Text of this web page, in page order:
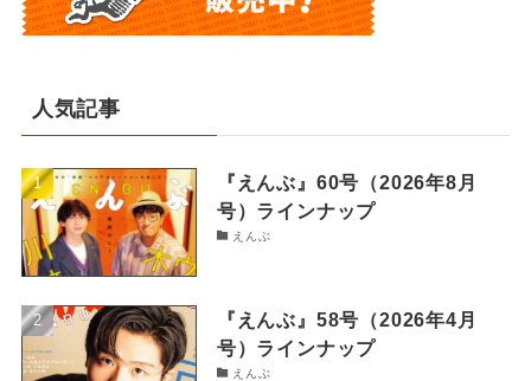
人気記事
『えんぶ』60号（2026年8月
号）ラインナップ
えんぶ
『えんぶ』58号（2026年4月
号）ラインナップ
えんぶ